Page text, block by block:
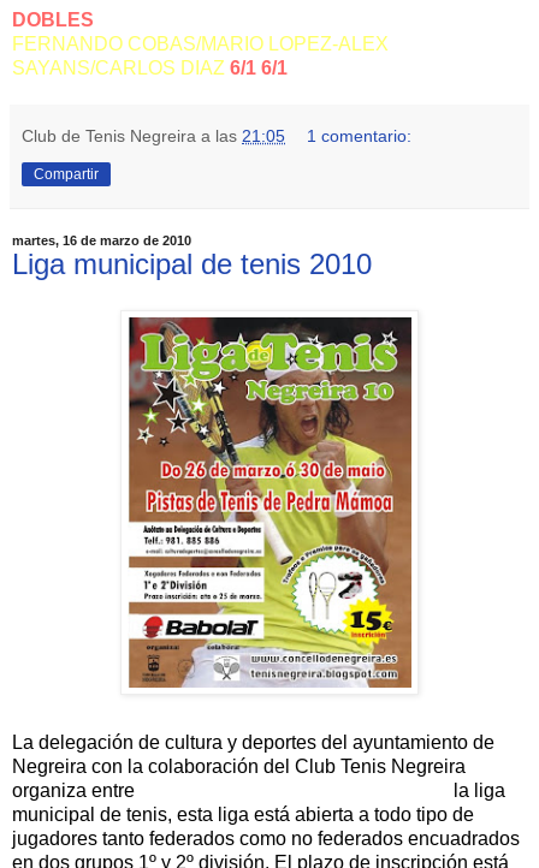
DOBLES
FERNANDO COBAS/MARIO LOPEZ-ALEX
SAYANS/CARLOS DIAZ 6/1 6/1
Club de Tenis Negreira a las 21:05 1 comentario:
Compartir
martes, 16 de marzo de 2010
Liga municipal de tenis 2010
La delegación de cultura y deportes del ayuntamiento de
Negreira con la colaboración del Club Tenis Negreira
organiza entre
la liga
municipal de tenis, esta liga está abierta a todo tipo de
jugadores tanto federados como no federados encuadrados
en dos grupos 1º y 2º división. El plazo de inscripción está